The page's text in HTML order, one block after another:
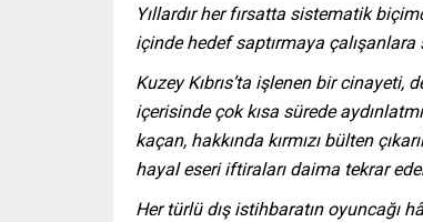
Yıllardır her fırsatta sistematik
içinde hedef saptırmaya
Kuzey Kıbrıs’ta işlenen bir
içerisinde çok kısa sürede
kaçan, hakkında kırmızı bülten
hayal eseri iftiraları daima tekrar
Her türlü dış istihbaratın oyuncağı